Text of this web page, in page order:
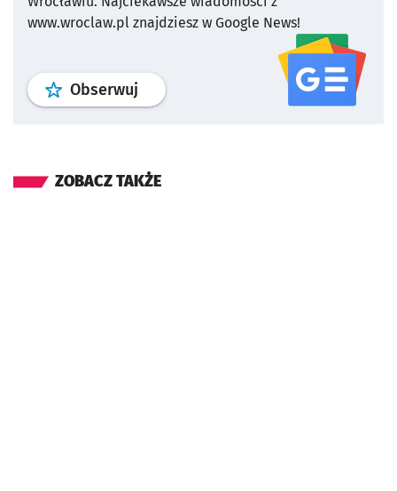
www.wroclaw.pl znajdziesz w Google News!
Obserwuj profil serwisu
ZOBACZ TAKŻE